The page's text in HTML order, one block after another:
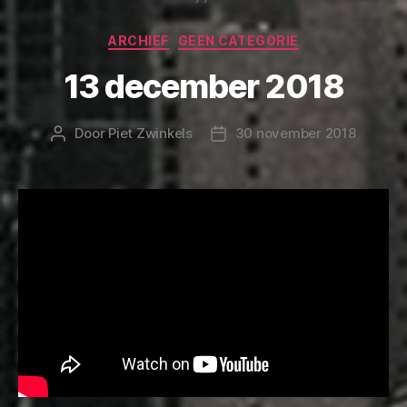
Categorieën
ARCHIEF GEEN CATEGORIE
13 december 2018
Berichtauteur
DoorPiet Zwinkels Berichtdatum
30 november 2018